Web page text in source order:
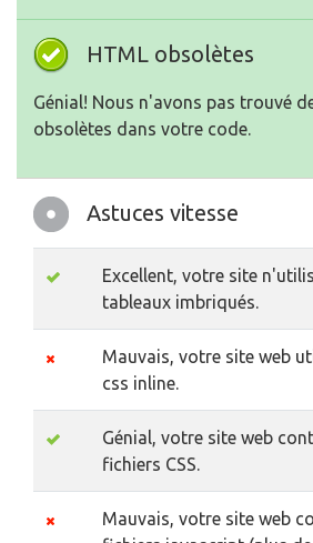
HTML obsolètes
Génial! Nous n'avons pas trouvé
obsolètes dans votre code.
Astuces vitesse
Excellent, votre site
tableaux imbriqués.
Mauvais, votre site web
css inline.
Génial, votre site web
fichiers CSS.
Mauvais, votre site web